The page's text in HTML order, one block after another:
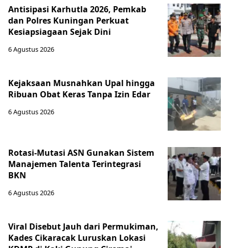
Antisipasi Karhutla 2026, Pemkab
dan Polres Kuningan Perkuat
Kesiapsiagaan Sejak Dini
6 Agustus 2026
Kejaksaan Musnahkan Upal hingga
Ribuan Obat Keras Tanpa Izin Edar
6 Agustus 2026
Rotasi-Mutasi ASN Gunakan Sistem
Manajemen Talenta Terintegrasi
BKN
6 Agustus 2026
Viral Disebut Jauh dari Permukiman,
Kades Cikaracak Luruskan Lokasi